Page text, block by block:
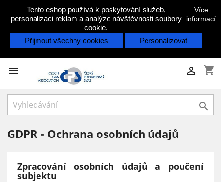
Tento eshop používá k poskytování služeb,
personalizaci reklam a analýze návštěvnosti soubory
cookie.
Více
informací
Přijmout všechny cookies Personalizovat
 shopping_cart


GDPR - Ochrana osobních údajů
Zpracování osobních údajů a poučení
subjektu